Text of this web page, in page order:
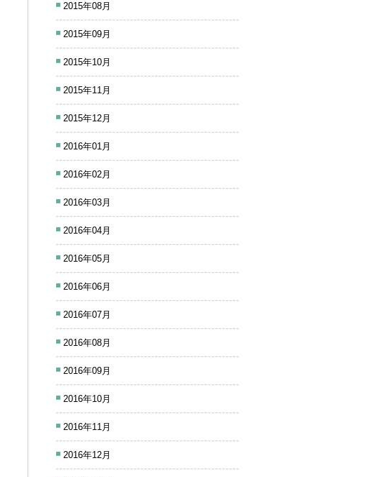
2015年08月
2015年09月
2015年10月
2015年11月
2015年12月
2016年01月
2016年02月
2016年03月
2016年04月
2016年05月
2016年06月
2016年07月
2016年08月
2016年09月
2016年10月
2016年11月
2016年12月